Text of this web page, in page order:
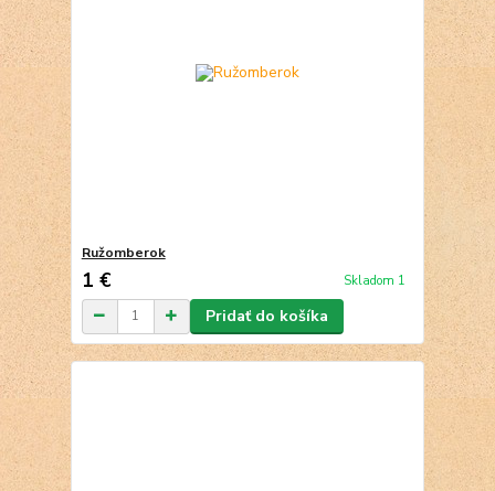
Ružomberok
1 € Skladom 1
Pridať do košíka